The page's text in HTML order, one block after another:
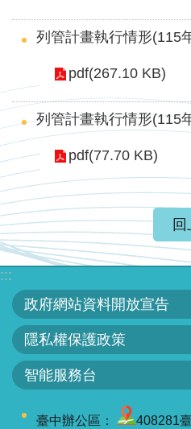
主
最
新
水
公
告
訊
息
便
民
服
務
訊
列管計畫執行情形(115
pdf(267.10 KB)
列管計畫執行情形(115
pdf(77.70 KB)
:::
政府網站資料開放宣告
隱私權保護政策
智能服務台
臺中辦公區： 408281